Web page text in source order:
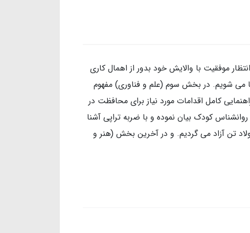
موفقیت با والایش خود بدور از اهمال کاری
می شویم. در بخش سوم (علم و فناوری) مفهوم
کامل اقدامات مورد نیاز برای محافظت در
کودک بیان نموده و با ضربه تراپی آشنا
تن آزاد می گردیم. و در آخرین بخش (هنر و